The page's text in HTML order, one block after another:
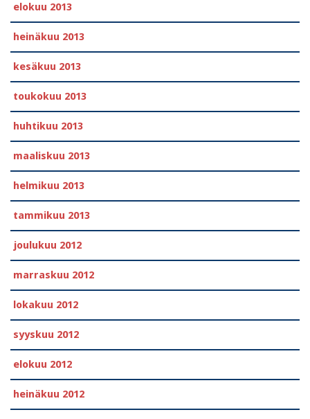
elokuu 2013
heinäkuu 2013
kesäkuu 2013
toukokuu 2013
huhtikuu 2013
maaliskuu 2013
helmikuu 2013
tammikuu 2013
joulukuu 2012
marraskuu 2012
lokakuu 2012
syyskuu 2012
elokuu 2012
heinäkuu 2012